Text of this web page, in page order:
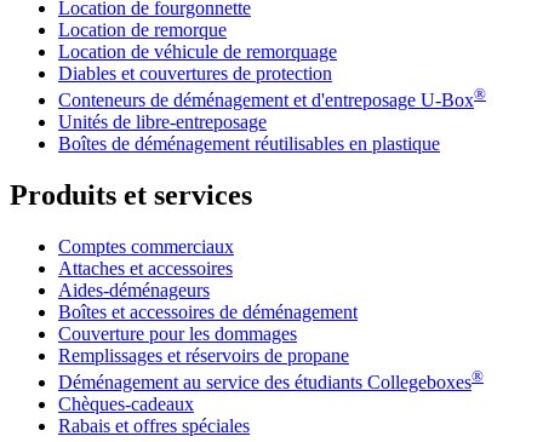
Location de fourgonnette
Location de remorque
Location de véhicule de remorquage
Diables et couvertures de protection
Conteneurs de déménagement et d'entreposage U-Box®
Unités de libre-entreposage
Boîtes de déménagement réutilisables en plastique
Produits et services
Comptes commerciaux
Attaches et accessoires
Aides-déménageurs
Boîtes et accessoires de déménagement
Couverture pour les dommages
Remplissages et réservoirs de propane
Déménagement au service des étudiants Collegeboxes®
Chèques-cadeaux
Rabais et offres spéciales